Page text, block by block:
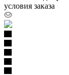
условия заказа